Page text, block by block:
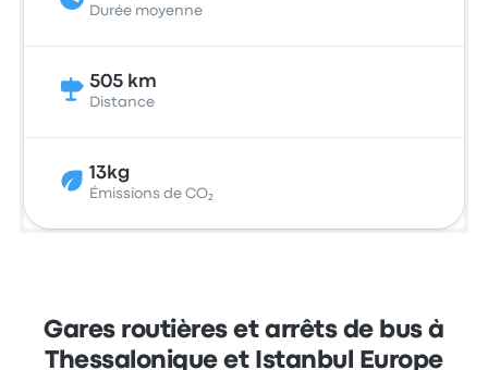
Durée moyenne
505 km
Distance
13kg
Émissions de CO₂
Gares routières et arrêts de bus à
Thessalonique et Istanbul Europe